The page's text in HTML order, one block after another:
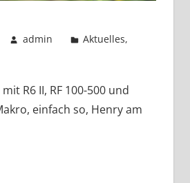
admin Aktuelles,
R6 II, RF 100-500 und
einfach so, Henry am